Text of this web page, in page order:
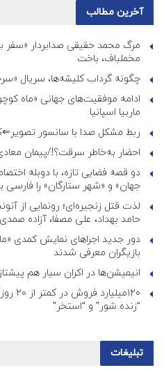
آخرین مطالب
مرگ محمد حقیقی صدابردار «سفر
مخملباف، باخت
چگونه گرداب کلیشه‌ها، سریال
ادامه موفقیت‌های جهانی «ماه
ماربیا اسپانیا
ربط مشکل صدا با سانسور
احضار به‌خاطر سرقت؟!/پیمان
دو قصه فضایی تازه، با دوبله
جهان» و «شهر ستارگان» را فارسی
لذت قتل زنجیره‌ای؛ رونمایی از
حامد بهداد، علی مصفا، آزاده
دور جدید اجراهای نمایش کمدی
بازیگران معرفی شدند
انیمیشن‌ها در اکران سیار هم پیشتاز شدند/
“زنده شور” و “استخر”
تبلیغات